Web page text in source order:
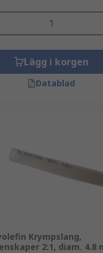
Lägg i korgen
Datablad
Krympslang,
2:1, diam. 4.8